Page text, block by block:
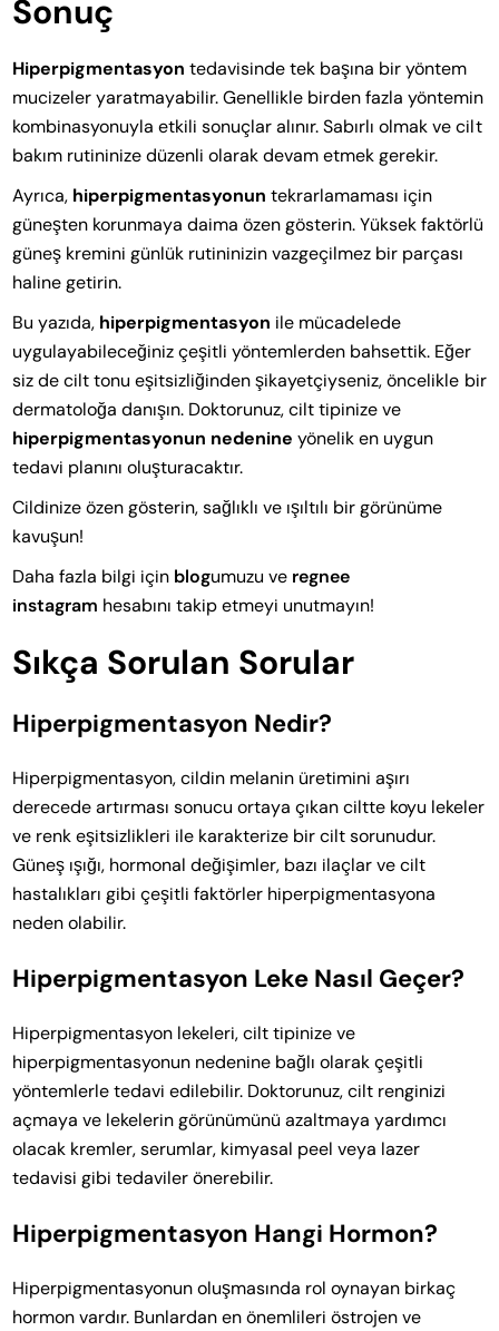
Sonuç
Hiperpigmentasyon tedavisinde tek başına bir yöntem
mucizeler yaratmayabilir. Genellikle birden fazla yöntemin
kombinasyonuyla etkili sonuçlar alınır. Sabırlı olmak ve cilt
bakım rutininize düzenli olarak devam etmek gerekir.
Ayrıca, hiperpigmentasyonun tekrarlamaması için
güneşten korunmaya daima özen gösterin. Yüksek faktörlü
güneş kremini günlük rutininizin vazgeçilmez bir parçası
haline getirin.
Bu yazıda, hiperpigmentasyon ile mücadelede
uygulayabileceğiniz çeşitli yöntemlerden bahsettik. Eğer
siz de cilt tonu eşitsizliğinden şikayetçiyseniz, öncelikle bir
dermatoloğa danışın. Doktorunuz, cilt tipinize ve
hiperpigmentasyonun nedenine yönelik en uygun
tedavi planını oluşturacaktır.
Cildinize özen gösterin, sağlıklı ve ışıltılı bir görünüme
kavuşun!
Daha fazla bilgi için blogumuzu ve regnee
instagram hesabını takip etmeyi unutmayın!
Sıkça Sorulan Sorular
Hiperpigmentasyon Nedir?
Hiperpigmentasyon, cildin melanin üretimini aşırı
derecede artırması sonucu ortaya çıkan ciltte koyu lekeler
ve renk eşitsizlikleri ile karakterize bir cilt sorunudur.
Güneş ışığı, hormonal değişimler, bazı ilaçlar ve cilt
hastalıkları gibi çeşitli faktörler hiperpigmentasyona
neden olabilir.
Hiperpigmentasyon Leke Nasıl Geçer?
Hiperpigmentasyon lekeleri, cilt tipinize ve
hiperpigmentasyonun nedenine bağlı olarak çeşitli
yöntemlerle tedavi edilebilir. Doktorunuz, cilt renginizi
açmaya ve lekelerin görünümünü azaltmaya yardımcı
olacak kremler, serumlar, kimyasal peel veya lazer
tedavisi gibi tedaviler önerebilir.
Hiperpigmentasyon Hangi Hormon?
Hiperpigmentasyonun oluşmasında rol oynayan birkaç
hormon vardır. Bunlardan en önemlileri östrojen ve